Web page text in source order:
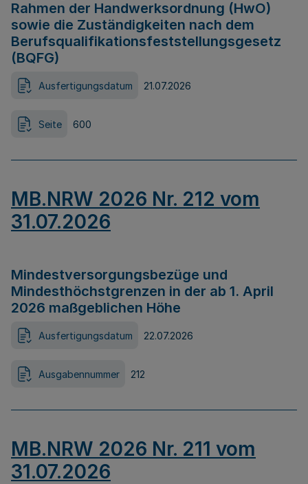
Rahmen der Handwerksordnung (HwO)
sowie die Zuständigkeiten nach dem
Berufsqualifikationsfeststellungsgesetz
(BQFG)
Ausfertigungsdatum 21.07.2026
Seite 600
MB.NRW 2026 Nr. 212 vom
31.07.2026
Mindestversorgungsbezüge und
Mindesthöchstgrenzen in der ab 1. April
2026 maßgeblichen Höhe
Ausfertigungsdatum 22.07.2026
Ausgabennummer 212
MB.NRW 2026 Nr. 211 vom
31.07.2026